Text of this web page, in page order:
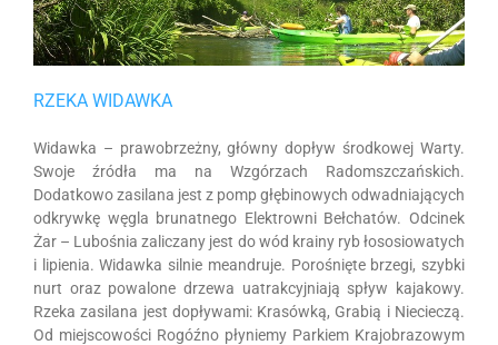
RZEKA WIDAWKA
Widawka – prawobrzeżny, główny dopływ środkowej Warty.
Swoje źródła ma na Wzgórzach Radomszczańskich.
Dodatkowo zasilana jest z pomp głębinowych odwadniających
odkrywkę węgla brunatnego Elektrowni Bełchatów. Odcinek
Żar – Lubośnia zaliczany jest do wód krainy ryb łososiowatych
i lipienia. Widawka silnie meandruje. Porośnięte brzegi, szybki
nurt oraz powalone drzewa uatrakcyjniają spływ kajakowy.
Rzeka zasilana jest dopływami: Krasówką, Grabią i Niecieczą.
Od miejscowości Rogóźno płyniemy Parkiem Krajobrazowym